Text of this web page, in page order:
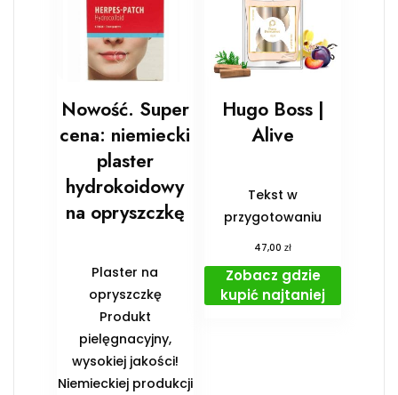
Nowość. Super
cena: niemiecki
plaster
hydrokoidowy
na opryszczkę
Plaster na
opryszczkę
Produkt
pielęgnacyjny,
wysokiej jakości!
Niemieckiej produkcji
Hugo Boss |
Alive
Tekst w
przygotowaniu
47,00zł
Zobacz gdzie
kupić najtaniej